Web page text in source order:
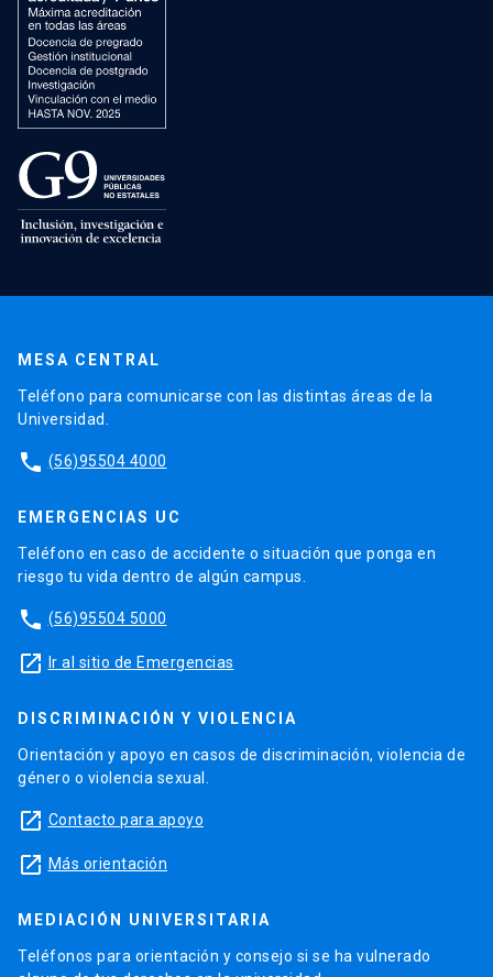
MESA CENTRAL
Teléfono para comunicarse con las distintas áreas de la
Universidad.
phone (56)95504 4000
EMERGENCIAS UC
Teléfono en caso de accidente o situación que ponga en
riesgo tu vida dentro de algún campus.
phone (56)95504 5000
launch Ir al sitio de Emergencias
DISCRIMINACIÓN Y VIOLENCIA
Orientación y apoyo en casos de discriminación, violencia de
género o violencia sexual.
launch Contacto para apoyo
launch Más orientación
MEDIACIÓN UNIVERSITARIA
Teléfonos para orientación y consejo si se ha vulnerado